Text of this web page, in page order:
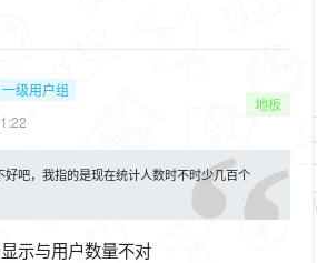
一级用户组
地板
好吧，我指的是现在统计人数时不时少几百个
示与用户数量不对